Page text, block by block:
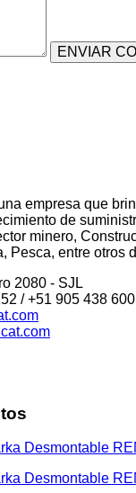
empresa que
de
minero,
Pesca, entre otros
2080 - SJL
/ +51 905 438 600
Desmontable
Desmontable